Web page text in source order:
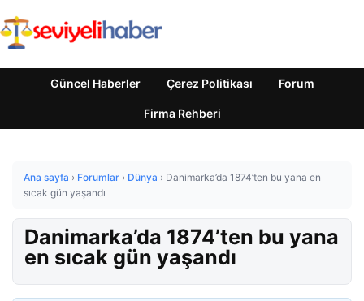
Güncel Haberler Çerez Politikası Forum
Firma Rehberi
Ana sayfa › Forumlar › Dünya › Danimarka’da 1874’ten bu yana en
sıcak gün yaşandı
Danimarka’da 1874’ten bu yana
en sıcak gün yaşandı